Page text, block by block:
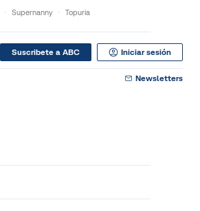
Supernanny Topuria
Suscribete a ABC Iniciar sesión
Newsletters